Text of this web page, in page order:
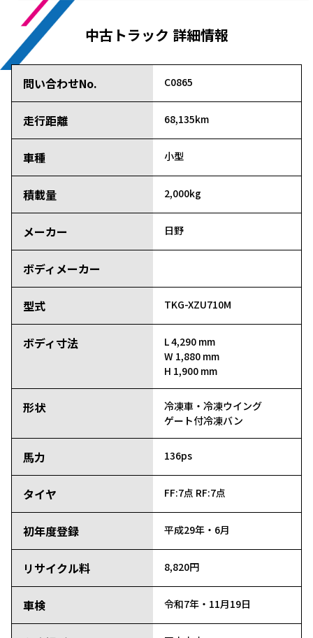
中古トラック 詳細情報
問い合わせNo. C0865
走行距離 68,135km
車種 小型
積載量 2,000kg
メーカー 日野
ボディメーカー
型式 TKG-XZU710M
ボディ寸法
L 4,290 mm
W 1,880 mm
H 1,900 mm
形状
冷凍車・冷凍ウイング
ゲート付冷凍バン
馬力 136ps
タイヤ FF:7点 RF:7点
初年度登録 平成29年・6月
リサイクル料 8,820円
車検 令和7年・11月19日